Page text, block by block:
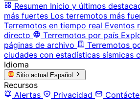
Resumen Inicio y últimos
más fuertes Los terremotos más
Terremotos en tiempo real Eventos
directo
Terremotos por país
páginas de archivo
Terremotos
ciudades con estadísticas sísmicas
Idioma
Sitio actual Español
Recursos
Alertas
Privacidad